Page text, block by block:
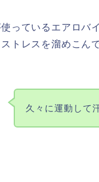
っているエアロバ
トレスを溜めこん
久々に運動して